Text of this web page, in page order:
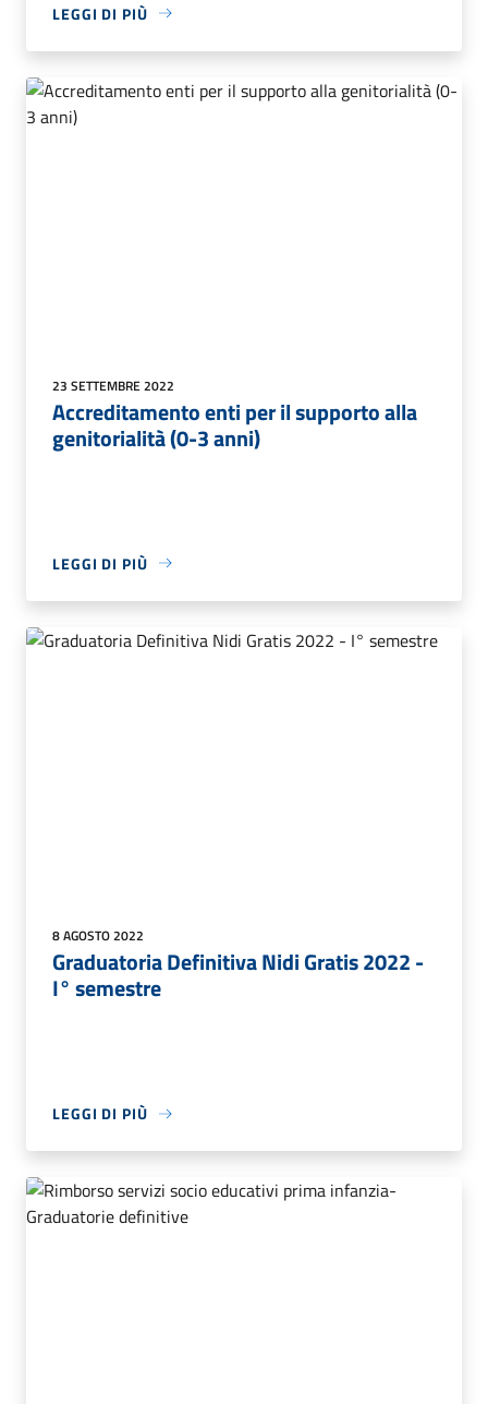
LEGGI DI PIÙ
23 SETTEMBRE 2022
Accreditamento enti per il supporto alla
genitorialità (0-3 anni)
LEGGI DI PIÙ
8 AGOSTO 2022
Graduatoria Definitiva Nidi Gratis 2022 -
I° semestre
LEGGI DI PIÙ